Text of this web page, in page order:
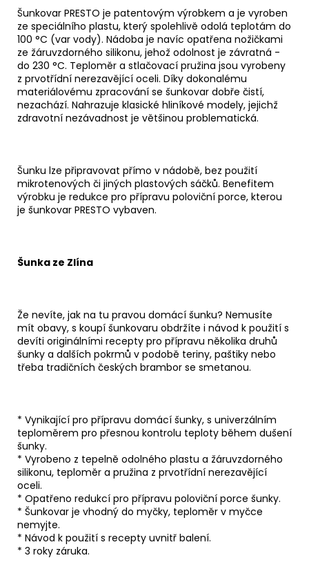
Šunkovar PRESTO je patentovým výrobkem a je vyroben
ze speciálního plastu, který spolehlivě odolá teplotám do
100 °C (var vody). Nádoba je navíc opatřena nožičkami
ze žáruvzdorného silikonu, jehož odolnost je závratná -
do 230 °C. Teploměr a stlačovací pružina jsou vyrobeny
z prvotřídní nerezavějící oceli. Díky dokonalému
materiálovému zpracování se šunkovar dobře čistí,
nezachází. Nahrazuje klasické hliníkové modely, jejichž
zdravotní nezávadnost je většinou problematická.
Šunku lze připravovat přímo v nádobě, bez použití
mikrotenových či jiných plastových sáčků. Benefitem
výrobku je redukce pro přípravu poloviční porce, kterou
je šunkovar PRESTO vybaven.
Šunka ze Zlína
Že nevíte, jak na tu pravou domácí šunku? Nemusíte
mít obavy, s koupí šunkovaru obdržíte i návod k použití s
devíti originálními recepty pro přípravu několika druhů
šunky a dalších pokrmů v podobě teriny, paštiky nebo
třeba tradičních českých brambor se smetanou.
* Vynikající pro přípravu domácí šunky, s univerzálním
teploměrem pro přesnou kontrolu teploty během dušení
šunky.
* Vyrobeno z tepelně odolného plastu a žáruvzdorného
silikonu, teploměr a pružina z prvotřídní nerezavějící
oceli.
* Opatřeno redukcí pro přípravu poloviční porce šunky.
* Šunkovar je vhodný do myčky, teploměr v myčce
nemyjte.
* Návod k použití s recepty uvnitř balení.
* 3 roky záruka.